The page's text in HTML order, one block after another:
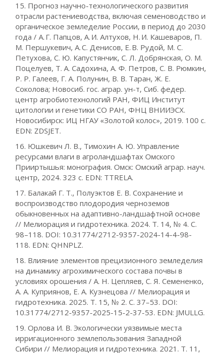
15. Прогноз научно-технологического развития
отрасли растениеводства, включая семеноводство и
органическое земледелие России, в период до 2030
года / А. Г. Папцов, А. И. Алтухов, Н. И. Кашеваров, П.
М. Першукевич, А. С. Денисов, Е. В. Рудой, М. С.
Петухова, С. Ю. Капустянчик, С. Л. Добрянская, О. М.
Поцелуев, Т. А. Садохина, А. Ф. Петров, С. В. Рюмкин,
Р. Р. Галеев, Г. А. Полунин, В. В. Таран, Ж. Е.
Соколова; Новосиб. гос. аграр. ун-т, Сиб. федер.
центр агробиотехнологий РАН, ФИЦ Институт
цитологии и генетики СО РАН, ФНЦ ВНИИЭСХ.
Новосибирск: ИЦ НГАУ «Золотой колос», 2019. 100 с.
EDN: ZDSJET.
16. Юшкевич Л. В., Тимохин А. Ю. Управление
ресурсами влаги в агроландшафтах Омского
Прииртышья: монография. Омск: Омский аграр. науч.
центр, 2024. 323 с. EDN: TTRELA.
17. Балакай Г. Т., Полуэктов Е. В. Сохранение и
воспроизводство плодородия черноземов
обыкновенных на адаптивно-ландшафтной основе
// Мелиорация и гидротехника. 2024. Т. 14, № 4. С.
98–118. DOI: 10.31774/2712-9357-2024-14-4-98-
118. EDN: QHNPLZ.
18. Влияние элементов прецизионного земледелия
на динамику агрохимического состава почвы в
условиях орошения / А. Н. Цепляев, С. Я. Семененко,
А. А. Куприянов, Е. А. Кузнецова // Мелиорация и
гидротехника. 2025. Т. 15, № 2. С. 37–53. DOI:
10.31774/2712-9357-2025-15-2-37-53. EDN: JMULLG.
19. Орлова И. В. Экологически уязвимые места
ирригационного землепользования Западной
Сибири // Мелиорация и гидротехника. 2021. Т. 11,